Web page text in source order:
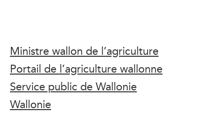
Ministre wallon de l’agriculture
Portail de l’agriculture wallonne
Service public de Wallonie
Wallonie